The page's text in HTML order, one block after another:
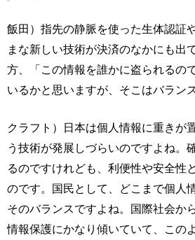
飯田）指先の静脈を使った生体認証
まな新しい技術が決済のなかにも出
方、「この情報を誰かに盗られるの
いるかと思いますが、そこはバラン
クラフト）日本は個人情報に重きが
う技術が発展しづらいのですよね。
るのですけれども、利便性や安全性
のです。国民として、どこまで個人
そのバランスですよね。国際社会か
情報保護にかなり傾いていて、この